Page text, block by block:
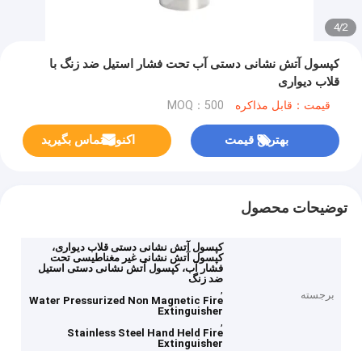
2
/
4
کپسول آتش نشانی دستی آب تحت فشار استیل ضد زنگ با
قلاب دیواری
قیمت：قابل مذاکره MOQ：500
بهترین قیمت اکنون تماس بگیرید
توضیحات محصول
برجسته
کپسول آتش نشانی دستی قلاب دیواری،
کپسول آتش نشانی غیر مغناطیسی تحت
فشار آب، کپسول آتش نشانی دستی استیل
ضد زنگ
,
Water Pressurized Non Magnetic Fire
Extinguisher
,
Stainless Steel Hand Held Fire
Extinguisher